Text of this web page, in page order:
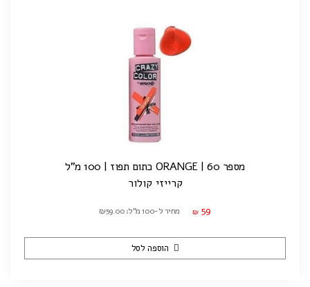
מספר 60 | ORANGE כתום תפוז | 100 מ"ל
קרייזי קולור
₪ 59 מחיר ל-100 מ"ל: ₪59.00
הוספה לסל